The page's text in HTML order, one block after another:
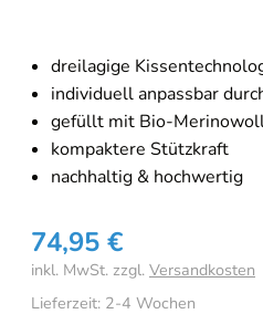
dreilagige
individuell anpassbar
gefüllt mit Bio-
kompaktere Stützkraft
nachhaltig & hochwertig
74,95 €
inkl. MwSt. zzgl. Versandkosten
Lieferzeit: 2-4 Wochen